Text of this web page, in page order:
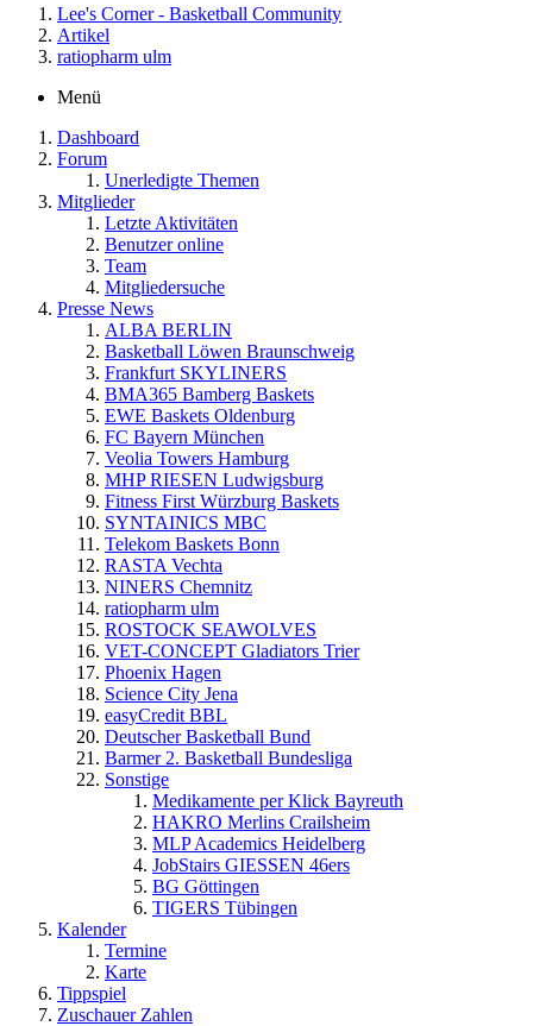
Lee's Corner - Basketball Community
Artikel
ratiopharm ulm
Menü
Dashboard
Forum
Unerledigte Themen
Mitglieder
Letzte Aktivitäten
Benutzer online
Team
Mitgliedersuche
Presse News
ALBA BERLIN
Basketball Löwen Braunschweig
Frankfurt SKYLINERS
BMA365 Bamberg Baskets
EWE Baskets Oldenburg
FC Bayern München
Veolia Towers Hamburg
MHP RIESEN Ludwigsburg
Fitness First Würzburg Baskets
SYNTAINICS MBC
Telekom Baskets Bonn
RASTA Vechta
NINERS Chemnitz
ratiopharm ulm
ROSTOCK SEAWOLVES
VET-CONCEPT Gladiators Trier
Phoenix Hagen
Science City Jena
easyCredit BBL
Deutscher Basketball Bund
Barmer 2. Basketball Bundesliga
Sonstige
Medikamente per Klick Bayreuth
HAKRO Merlins Crailsheim
MLP Academics Heidelberg
JobStairs GIESSEN 46ers
BG Göttingen
TIGERS Tübingen
Kalender
Termine
Karte
Tippspiel
Zuschauer Zahlen